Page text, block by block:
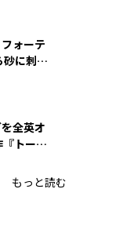
ォーテ
砂に刺さ
全英オ
トーチ
もっと読む